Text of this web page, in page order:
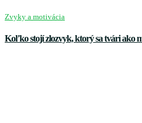
Zvyky a motivácia
Koľko stojí zlozvyk, ktorý sa tvári ako